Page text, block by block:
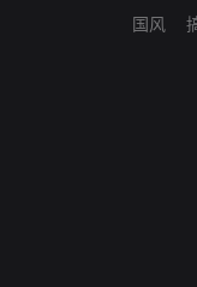
国风